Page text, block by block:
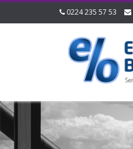
0224 235 57 53